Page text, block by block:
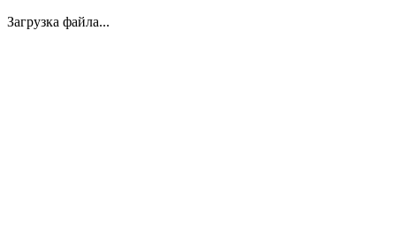
Загрузка файла...